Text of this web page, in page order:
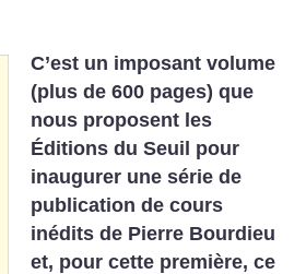
C’est un imposant volume
(plus de 600 pages) que
nous proposent les
Éditions du Seuil pour
inaugurer une série de
publication de cours
inédits de Pierre Bourdieu
et, pour cette première, ce